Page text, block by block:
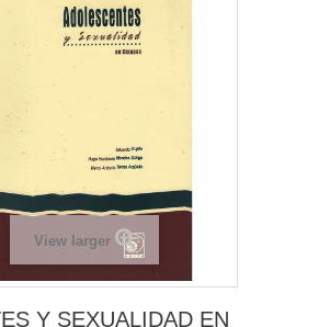
View larger
Y SEXUALIDAD EN